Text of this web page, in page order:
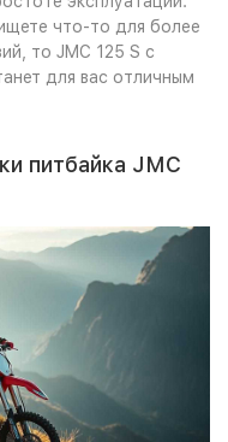
что-то для более
то JMC 125 S с
для вас отличным
питбайка JMC